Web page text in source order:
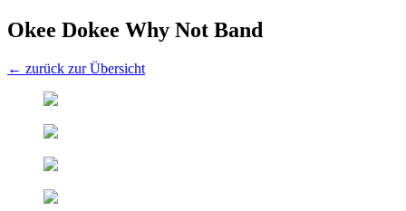
Okee Dokee Why Not Band
← zurück zur Übersicht